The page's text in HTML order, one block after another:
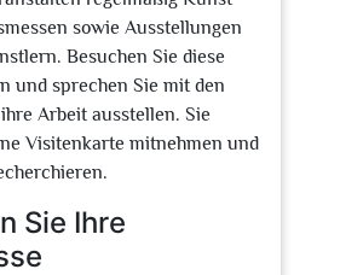
sowie Ausstellungen
Besuchen Sie diese
und sprechen Sie mit den
Arbeit ausstellen. Sie
Visitenkarte mitnehmen und
Sie Ihre